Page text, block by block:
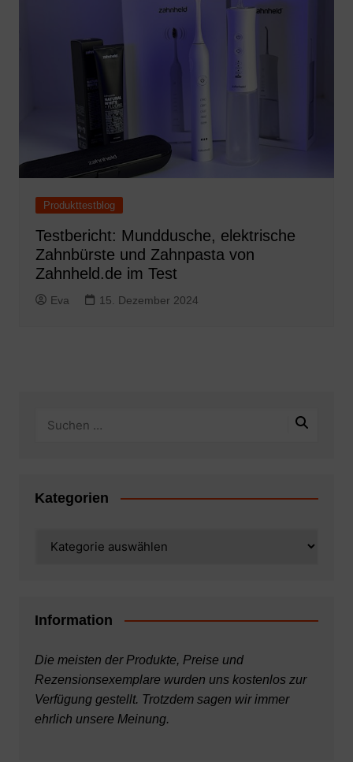
Produkttestblog
Testbericht: Munddusche, elektrische
Zahnbürste und Zahnpasta von
Zahnheld.de im Test
Eva 15. Dezember 2024
Kategorien
Information
Die meisten der Produkte, Preise und
Rezensionsexemplare wurden uns kostenlos zur
Verfügung gestellt. Trotzdem sagen wir immer
ehrlich unsere Meinung.